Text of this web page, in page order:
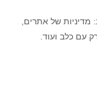
של אתרים,
עם כלב ועוד.